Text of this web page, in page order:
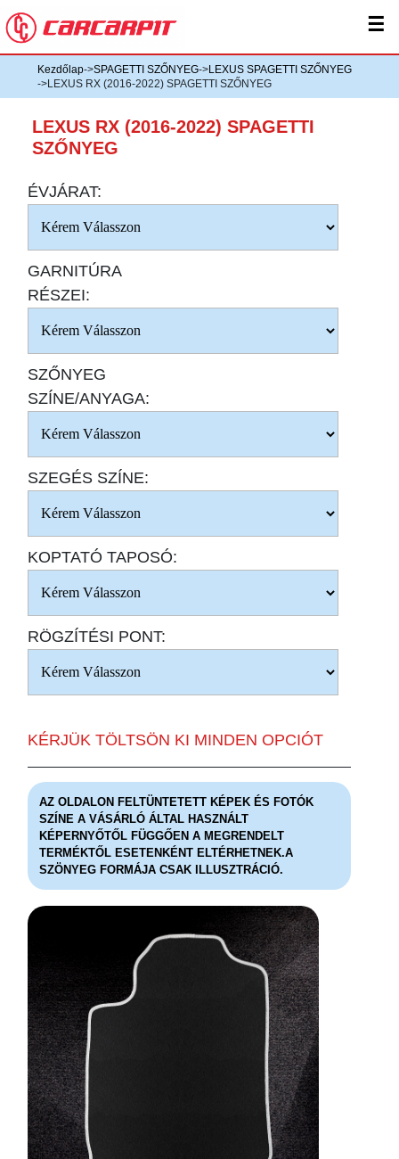
☰
Kezdőlap->SPAGETTI SZŐNYEG->LEXUS SPAGETTI SZŐNYEG
->LEXUS RX (2016-2022) SPAGETTI SZŐNYEG
LEXUS RX (2016-2022) SPAGETTI
SZŐNYEG
ÉVJÁRAT:
GARNITÚRA
RÉSZEI:
SZŐNYEG
SZÍNE/ANYAGA:
SZEGÉS SZÍNE:
KOPTATÓ TAPOSÓ:
RÖGZÍTÉSI PONT:
KÉRJÜK TÖLTSÖN KI MINDEN OPCIÓT
AZ OLDALON FELTÜNTETETT KÉPEK ÉS FOTÓK
SZÍNE A VÁSÁRLÓ ÁLTAL HASZNÁLT
KÉPERNYŐTŐL FÜGGŐEN A MEGRENDELT
TERMÉKTŐL ESETENKÉNT ELTÉRHETNEK.A
SZÖNYEG FORMÁJA CSAK ILLUSZTRÁCIÓ.